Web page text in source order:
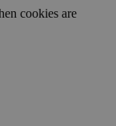
cookies are